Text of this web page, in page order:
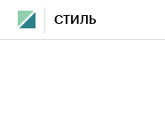
СТИЛЬ